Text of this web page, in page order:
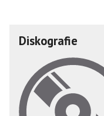
Diskografie